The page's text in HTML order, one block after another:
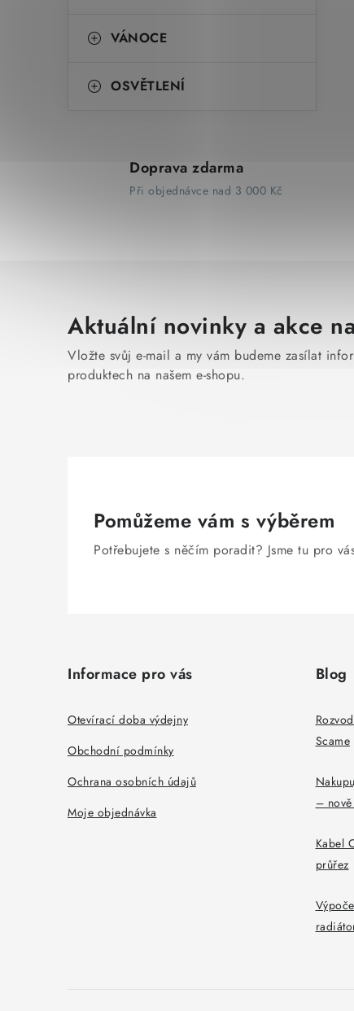
VÁNOCE
OSVĚTLENÍ
Doprava zdarma
Při objednávce nad 3 000 Kč
Aktuální novinky a akce
Vložte svůj e-mail a my vám budeme zasílat
produktech na našem e-shopu.
Pomůžeme vám s výběrem
Potřebujete s něčím poradit? Jsme tu pro
Informace pro vás
Otevírací doba výdejny
Obchodní podmínky
Ochrana osobních údajů
Moje objednávka
Blog
Scame
–
Kabel
průřez